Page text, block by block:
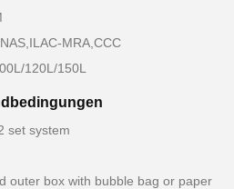
MRA,CCC
120L/150L
set system
outer box with bubble bag or paper